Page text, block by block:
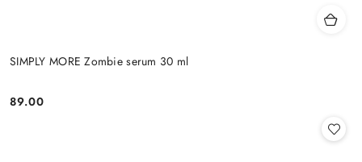
SIMPLY MORE Zombie serum 30 ml
Cena:
89.00